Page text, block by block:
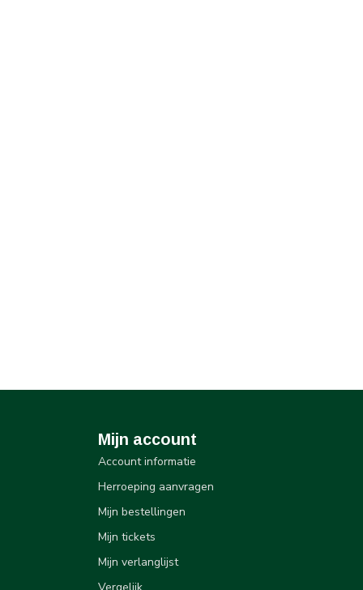
Mijn account
Account informatie
Herroeping aanvragen
Mijn bestellingen
Mijn tickets
Mijn verlanglijst